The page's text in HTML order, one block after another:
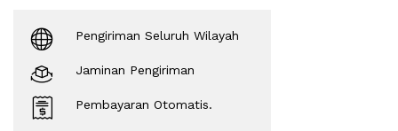
Pengiriman Seluruh Wilayah
Jaminan Pengiriman
Pembayaran Otomatis.